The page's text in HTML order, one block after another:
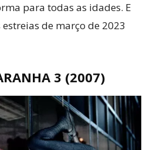
para todas as idades. E
de março de 2023
3 (2007)